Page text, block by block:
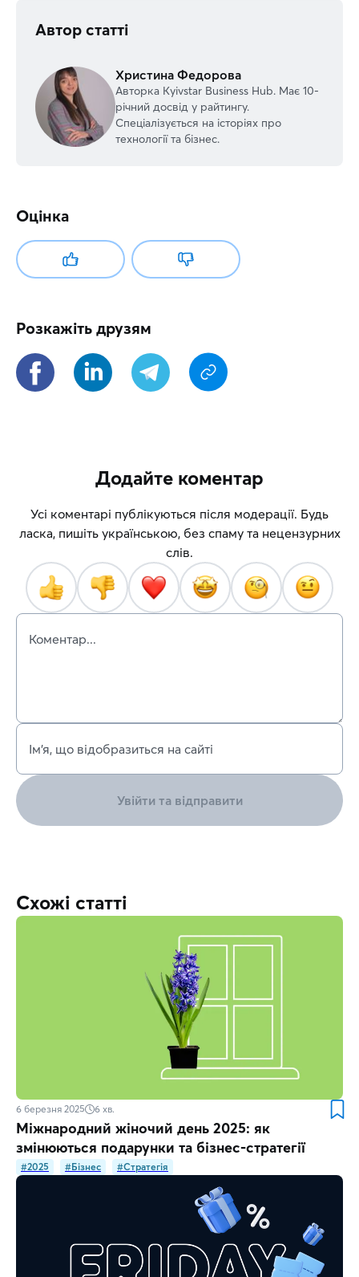
Автор статті
Христина Федорова
Авторка Kyivstar Business Hub. Має 10-
річний досвід у райтингу.
Спеціалізується на історіях про
технології та бізнес.
Оцінка
Розкажіть друзям
Додайте коментар
Усі коментарі публікуються після модерації. Будь
ласка, пишіть українською, без спаму та нецензурних
слів.
Коментар...
Ім’я, що відобразиться на сайті
Увійти та відправити
Схожі статті
6 березня 2025 6 хв.
Міжнародний жіночий день 2025: як
змінюються подарунки та бізнес-стратегії
#2025 #Бізнес #Стратегія